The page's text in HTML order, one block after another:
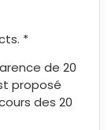
*
de 20
proposé
des 20